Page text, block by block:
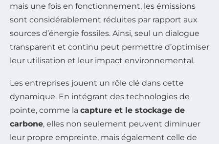
mais une fois en fonctionnement, les émissions
sont considérablement réduites par rapport aux
sources d’énergie fossiles. Ainsi, seul un dialogue
transparent et continu peut permettre d’optimiser
leur utilisation et leur impact environnemental.
Les entreprises jouent un rôle clé dans cette
dynamique. En intégrant des technologies de
pointe, comme la capture et le stockage de
carbone, elles non seulement peuvent diminuer
leur propre empreinte, mais également celle de